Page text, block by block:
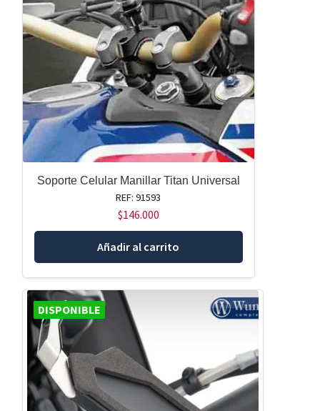
Soporte Celular Manillar Titan Universal
REF: 91593
$146.000
Añadir al carrito
DISPONIBLE